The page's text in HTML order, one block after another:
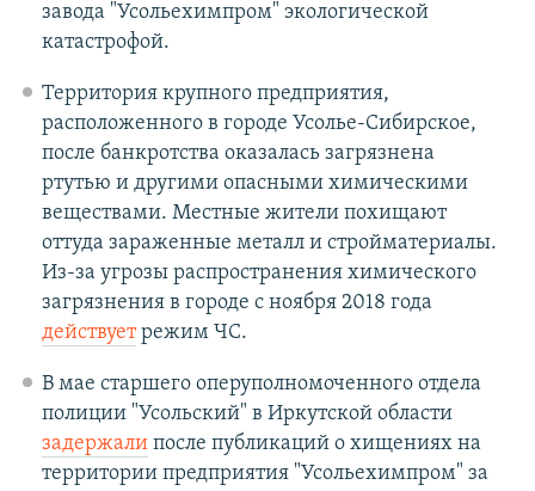
завода "Усольехимпром" экологической
катастрофой.
Территория крупного предприятия,
расположенного в городе Усолье-Сибирское,
после банкротства оказалась загрязнена
ртутью и другими опасными химическими
веществами. Местные жители похищают
оттуда зараженные металл и стройматериалы.
Из-за угрозы распространения химического
загрязнения в городе с ноября 2018 года
действуетрежим ЧС.
В мае старшего оперуполномоченного отдела
полиции "Усольский" в Иркутской области
задержалипосле публикаций о хищениях на
территории предприятия "Усольехимпром" за